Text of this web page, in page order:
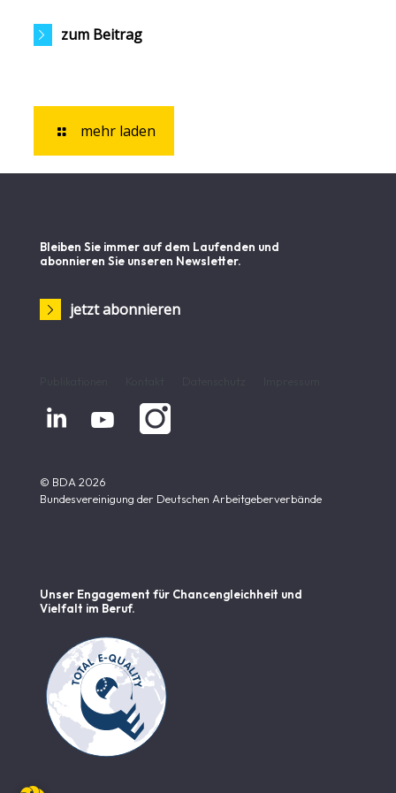
zum Beitrag
mehr laden
Bleiben Sie immer auf dem Laufenden und
abonnieren Sie unseren Newsletter.
jetzt abonnieren
 
© BDA 2026
Bundesvereinigung der Deutschen Arbeitgeberverbände
Unser Engagement für Chancen­gleichheit und
Vielfalt im Beruf.